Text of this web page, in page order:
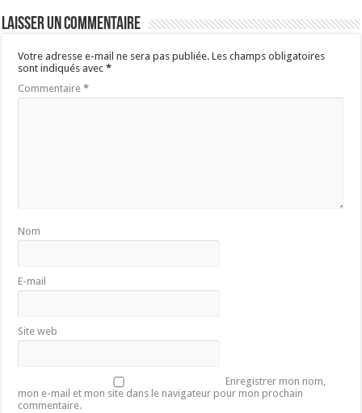
Laisser un commentaire
Votre adresse e-mail ne sera pas publiée. Les champs obligatoires
sont indiqués avec*
Commentaire*
Nom
E-mail
Site web
Enregistrer mon nom,
mon e-mail et mon site dans le navigateur pour mon prochain
commentaire.